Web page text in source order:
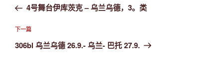
导
航
一
文
章
4号舞台伊库茨克 – 乌兰乌德，3。类
下
一
下一篇
306bl 乌兰乌德 26.9.- 乌兰- 巴托 27.9.